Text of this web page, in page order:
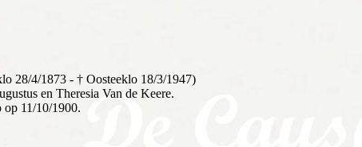
28/4/1873 - † Oosteeklo 18/3/1947)
en Theresia Van de Keere.
op 11/10/1900.